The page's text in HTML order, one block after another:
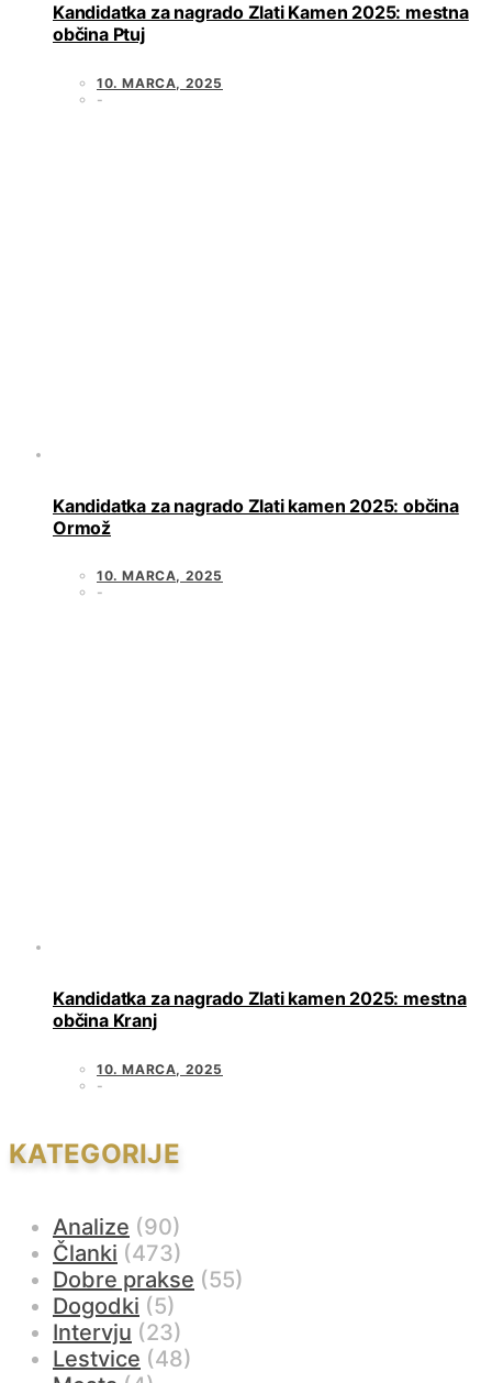
Kandidatka za nagrado Zlati Kamen 2025: mestna
občina Ptuj
10. MARCA, 2025
Kandidatka za nagrado Zlati kamen 2025: občina
Ormož
10. MARCA, 2025
Kandidatka za nagrado Zlati kamen 2025: mestna
občina Kranj
10. MARCA, 2025
KATEGORIJE
Analize (90)
Članki (473)
Dobre prakse (55)
Dogodki (5)
Intervju (23)
Lestvice (48)